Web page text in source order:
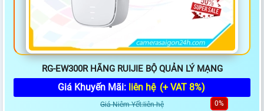
RG-EW300R HÃNG RUIJIE BỘ QUẢN LÝ MẠNG
Giá Khuyến Mãi: liên hệ (+ VAT 8%)
Giá Niêm Yết:liên hệ 0%